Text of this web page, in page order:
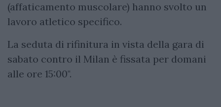
(affaticamento muscolare) hanno svolto un
lavoro atletico specifico.
La seduta di rifinitura in vista della gara di
sabato contro il Milan è fissata per domani
alle ore 15:00".